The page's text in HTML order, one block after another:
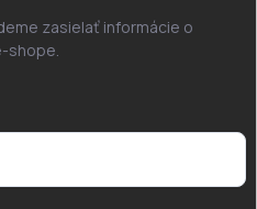
zasielať informácie o
shope.